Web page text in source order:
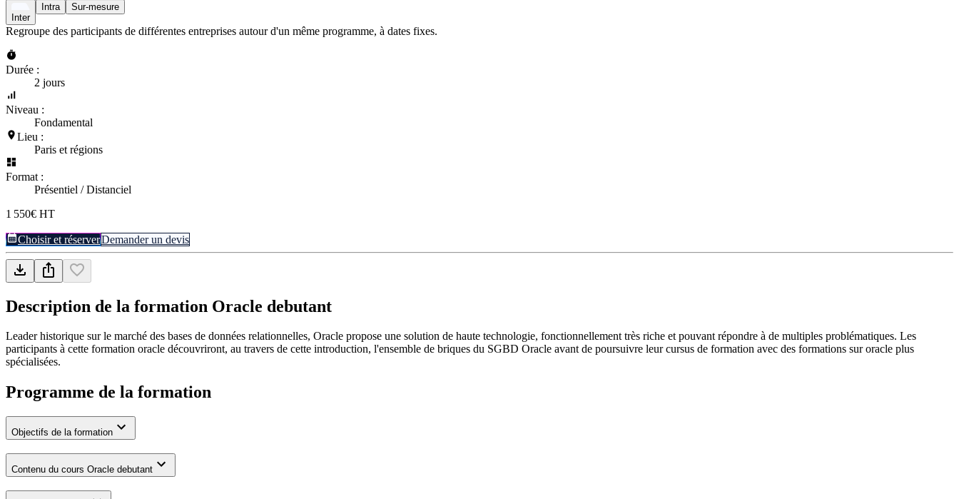
Inter
Intra Sur-mesure
Regroupe des participants de différentes entreprises autour d'un même programme, à dates fixes.
Durée :
2 jours
Niveau :
Fondamental
Lieu :
Paris et régions
Format :
Présentiel / Distanciel
1 550€ HT
Choisir et réserverDemander un devis
Description de la formation Oracle debutant
Leader historique sur le marché des bases de données relationnelles, Oracle propose une solution de haute technologie, fonctionnellement très riche et pouvant répondre à de multiples problématiques. Les
participants à cette formation oracle découvriront, au travers de cette introduction, l'ensemble de briques du SGBD Oracle avant de poursuivre leur cursus de formation avec des formations sur oracle plus
spécialisées.
Programme de la formation
Objectifs de la formation
Contenu du cours Oracle debutant